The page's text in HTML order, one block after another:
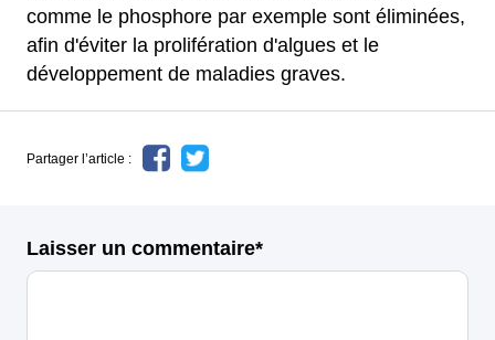
comme le phosphore par exemple sont éliminées,
afin d'éviter la prolifération d'algues et le
développement de maladies graves.
Partager l’article :
Laisser un commentaire*